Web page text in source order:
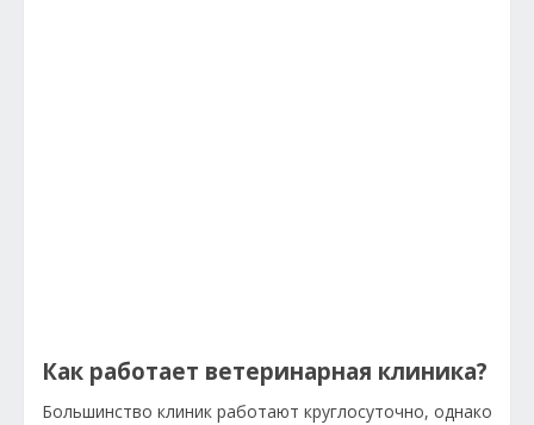
Как работает ветеринарная клиника?
Большинство клиник работают круглосуточно, однако